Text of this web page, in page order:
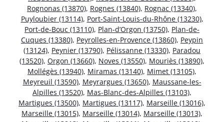
Rognonas (13870), Rognes (13840), Rognac (13340),
Puyloubier (13114), Port-Saint-Louis-du-Rhône (13230),
Port-de-Bouc (13110), Plan-d’Orgon (13750), Plan-de-
Cuques (13380), Peyrolles-en-Provence (13860), Peypin
(13124), Peynier (13790), Pélissanne (13330), Paradou
(13520), Orgon (13660), Noves (13550), Mouriès (13890),
Mollégès (13940), Miramas (13140), Mimet (13105),
Meyreuil (13590), Meyrargues (13650), Maussane-les-
Alpilles (13520), Mas-Blanc-des-Alpilles (13103),
Martigues (13500), Martigues (13117), Marseille (13016),
Marseille (13015), Marseille (13014), Marseille (13013),